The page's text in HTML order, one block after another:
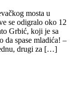
mosta u
se odigralo oko 12
Grbić, koji je sa
da spase mladića! –
drugi za […]